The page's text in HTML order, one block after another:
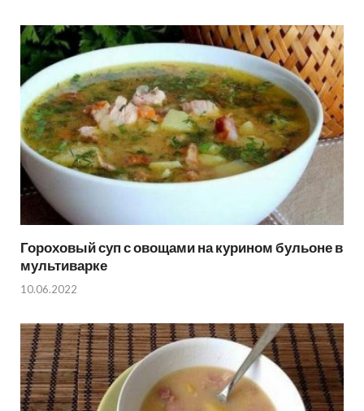
Гороховый суп с овощами на курином бульоне в
мультиварке
10.06.2022